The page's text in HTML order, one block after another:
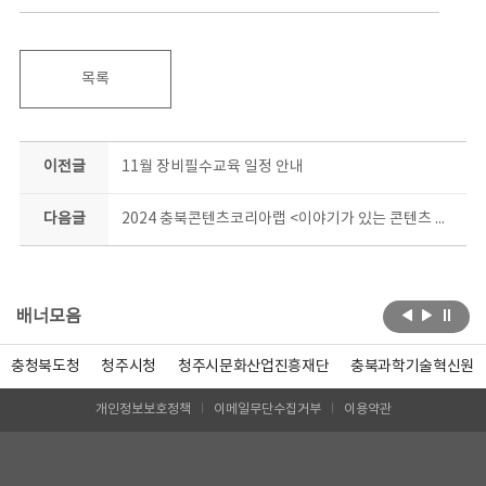
목록
이전글 11월 장비필수교육 일정 안내
다음글 2024 충북콘텐츠코리아랩 <이야기가 있는 콘텐츠 충북 100> 북콘서트 및 쥬크박스 뮤지컬 <창고> 참가 신청 안내
배너모음
충청북도청 청주시청 청주시문화산업진흥재단 충북과학기술혁신원
개인정보보호정책 이메일무단수집거부 이용약관